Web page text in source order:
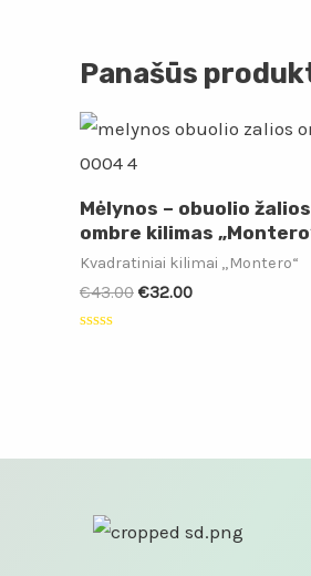
Panašūs
Mėlynos – obuolio
ombre kilimas
Kvadratiniai kilimai „Montero“
€43.00 €32.00